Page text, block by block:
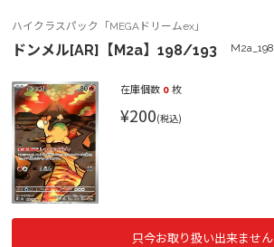
ハイクラスパック「MEGAドリームex」
ドンメル[AR]【M2a】198/193 M2a_198
在庫個数 0 枚
¥200(税込)
只今お取り扱い出来ません